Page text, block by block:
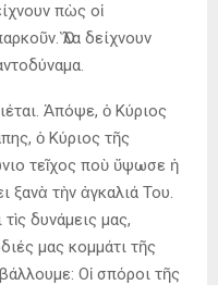
πὼς οἱ
Ὅλα δείχνουν
Ἀπόψε, ὁ Κύριος
ὁ Κύριος τῆς
τεῖχος ποὺ ὕψωσε ἡ
ξανὰ τὴν ἀγκαλιά Του.
δυνάμεις μας,
μας κομμάτι τῆς
Οἱ σπόροι τῆς